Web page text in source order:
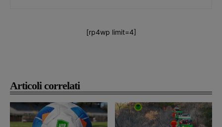
Articoli correlati
[rp4wp limit=4]